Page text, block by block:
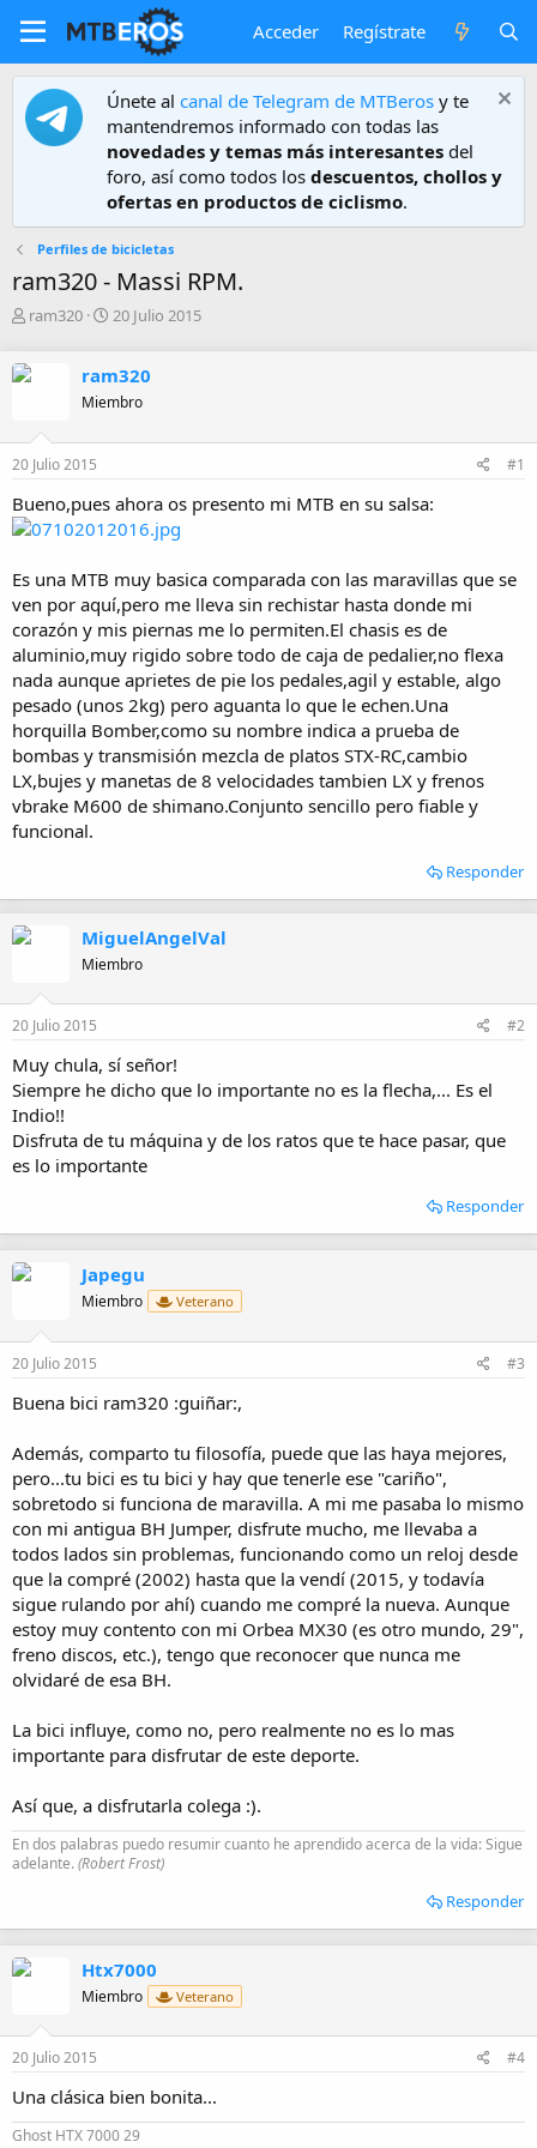
Acceder Regístrate
Únete al canal de Telegram de MTBeros y te
mantendremos informado con todas las
novedades y temas más interesantes del
foro, así como todos los descuentos, chollos y
ofertas en productos de ciclismo.
Perfiles de bicicletas
ram320 - Massi RPM.
A
o
ram320
F
h
a
e
c
o
20 Julio 2015
ram320
Miembro
20 Julio 2015 #1
Bueno,pues ahora os presento mi MTB en su salsa:
Es una MTB muy basica comparada con las maravillas que se
ven por aquí,pero me lleva sin rechistar hasta donde mi
corazón y mis piernas me lo permiten.El chasis es de
aluminio,muy rigido sobre todo de caja de pedalier,no flexa
nada aunque aprietes de pie los pedales,agil y estable, algo
pesado (unos 2kg) pero aguanta lo que le echen.Una
horquilla Bomber,como su nombre indica a prueba de
bombas y transmisión mezcla de platos STX-RC,cambio
LX,bujes y manetas de 8 velocidades tambien LX y frenos
vbrake M600 de shimano.Conjunto sencillo pero fiable y
funcional.
Responder
MiguelAngelVal
Miembro
20 Julio 2015 #2
Muy chula, sí señor!
Siempre he dicho que lo importante no es la flecha,... Es el
Indio!!
Disfruta de tu máquina y de los ratos que te hace pasar, que
es lo importante
Responder
Japegu
Miembro Veterano
20 Julio 2015 #3
Buena bici ram320 :guiñar:,
Además, comparto tu filosofía, puede que las haya mejores,
pero...tu bici es tu bici y hay que tenerle ese "cariño",
sobretodo si funciona de maravilla. A mi me pasaba lo mismo
con mi antigua BH Jumper, disfrute mucho, me llevaba a
todos lados sin problemas, funcionando como un reloj desde
que la compré (2002) hasta que la vendí (2015, y todavía
sigue rulando por ahí) cuando me compré la nueva. Aunque
estoy muy contento con mi Orbea MX30 (es otro mundo, 29",
freno discos, etc.), tengo que reconocer que nunca me
olvidaré de esa BH.
La bici influye, como no, pero realmente no es lo mas
importante para disfrutar de este deporte.
Así que, a disfrutarla colega :).
En dos palabras puedo resumir cuanto he aprendido acerca de la vida: Sigue
adelante.(Robert Frost)
Responder
Htx7000
Miembro Veterano
20 Julio 2015 #4
Una clásica bien bonita...
Ghost HTX 7000 29